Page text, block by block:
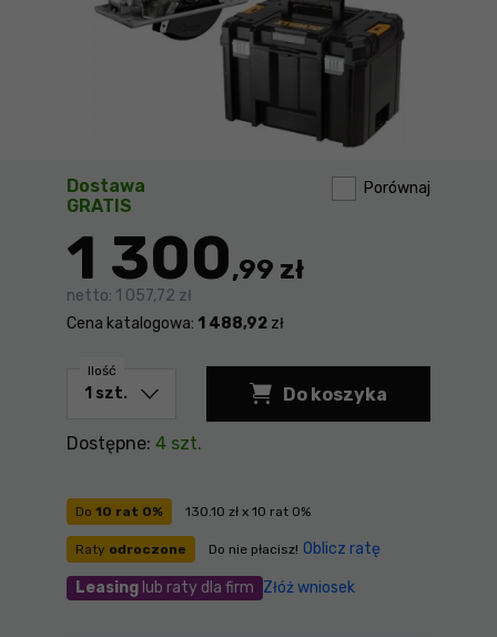
Dostawa
GRATIS
Porównaj
1 300,99 zł
netto: 1 057,72 zł
Cena katalogowa: 1 488,92 zł
Do 10 rat 0% 130.10 zł x 10 rat 0%
Raty odroczone Do nie płacisz! Oblicz ratę
Leasing lub raty dla firm Złóż wniosek
Ilość
Do koszyka
Pilarka tarczowa
Dostępne: 4 szt.